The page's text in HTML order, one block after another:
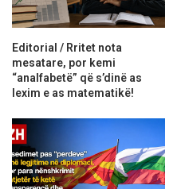
Editorial / Rritet nota
mesatare, por kemi
“analfabetë” që s’dinë as
lexim e as matematikë!